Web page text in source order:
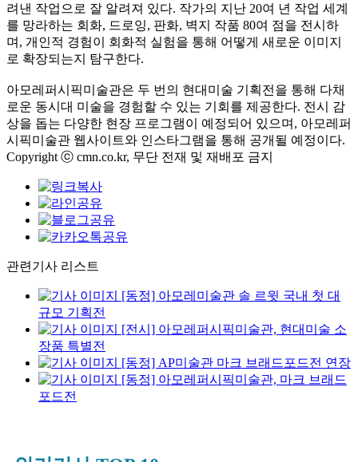
려낸 작업으로 잘 알려져 있다. 작가의 지난 20여 년 작업 세계
를 망라하는 회화, 드로잉, 판화, 벽지 작품 80여 점을 전시하
며, 개인적 경험이 회화적 실험을 통해 어떻게 새로운 이미지
로 확장되는지 탐구한다.
아모레퍼시픽미술관은 두 번의 현대미술 기획전을 통해 다채
로운 동시대 미술을 경험할 수 있는 기회를 제공한다. 전시 감
상을 돕는 다양한 현장 프로그램이 예정되어 있으며, 아모레퍼
시픽미술관 웹사이트와 인스타그램을 통해 공개될 예정이다.
Copyright ⓒ cmn.co.kr, 무단 전재 및 재배포 금지
관련기사 리스트
[동정] 아모레미술관 솔 르윗 국내 첫 대
규모 기획전
[전시] 아모레퍼시픽미술관, 현대미술 소
장품 특별전
[동정] AP미술관 마크 브래드포드전 연장
[동정] 아모레퍼시픽미술관, 마크 브래드
포드전